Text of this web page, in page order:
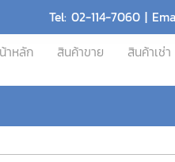
Tel: 02-114-7060 |
าหลัก
สินค้าขาย สินค้าเช่า